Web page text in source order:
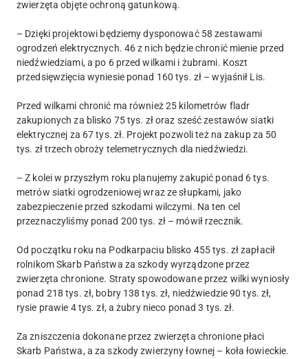
zwierzęta objęte ochroną gatunkową.
– Dzięki projektowi będziemy dysponować 58 zestawami
ogrodzeń elektrycznych. 46 z nich będzie chronić mienie przed
niedźwiedziami, a po 6 przed wilkami i żubrami. Koszt
przedsięwzięcia wyniesie ponad 160 tys. zł – wyjaśnił Lis.
Przed wilkami chronić ma również 25 kilometrów fladr
zakupionych za blisko 75 tys. zł oraz sześć zestawów siatki
elektrycznej za 67 tys. zł. Projekt pozwoli też na zakup za 50
tys. zł trzech obroży telemetrycznych dla niedźwiedzi.
– Z kolei w przyszłym roku planujemy zakupić ponad 6 tys.
metrów siatki ogrodzeniowej wraz ze słupkami, jako
zabezpieczenie przed szkodami wilczymi. Na ten cel
przeznaczyliśmy ponad 200 tys. zł – mówił rzecznik.
Od początku roku na Podkarpaciu blisko 455 tys. zł zapłacił
rolnikom Skarb Państwa za szkody wyrządzone przez
zwierzęta chronione. Straty spowodowane przez wilki wyniosły
ponad 218 tys. zł, bobry 138 tys. zł, niedźwiedzie 90 tys. zł,
rysie prawie 4 tys. zł, a żubry nieco ponad 3 tys. zł.
Za zniszczenia dokonane przez zwierzęta chronione płaci
Skarb Państwa, a za szkody zwierzyny łownej – koła łowieckie.